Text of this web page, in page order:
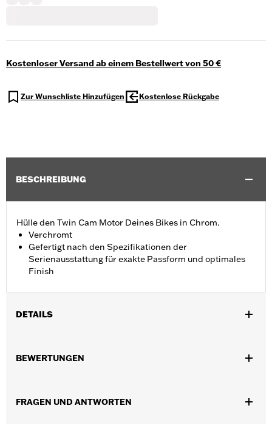
Kostenloser Versand ab einem Bestellwert von 50 €
Zur Wunschliste Hinzufügen Kostenlose Rückgabe
BESCHREIBUNG
Hülle den Twin Cam Motor Deines Bikes in Chrom.
Verchromt
Gefertigt nach den Spezifikationen der
Serienausstattung für exakte Passform und optimales
Finish
DETAILS
In Einheiten erhältlich:
möglicherweise neue Dichtungen gekauft werden.
Wende Dich für weitere Informationen an Deinen
BEWERTUNGEN
FRAGEN UND ANTWORTEN